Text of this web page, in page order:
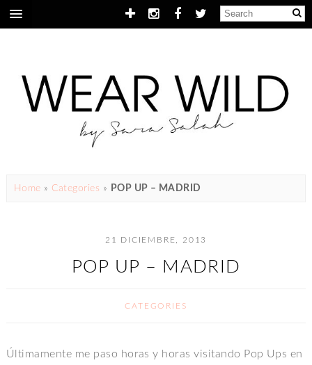
Home » Categories » POP UP – MADRID
21 DICIEMBRE, 2013
POP UP – MADRID
CATEGORIES
Últimamente me paso horas y horas visitando Pop Ups en